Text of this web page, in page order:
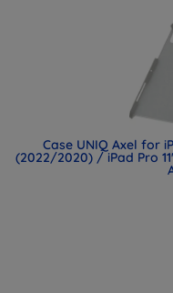
Case UNIQ Axel for
(2022/2020) / iPad Pro